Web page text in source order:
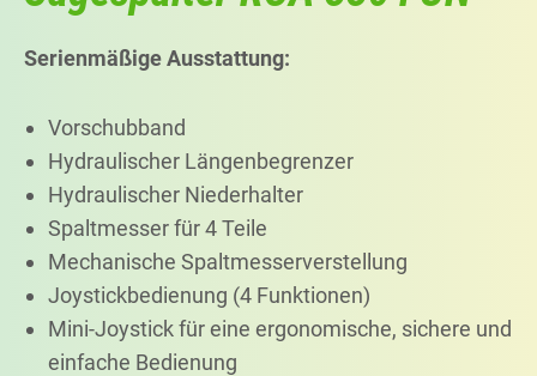
Serienmäßige Ausstattung:
Vorschubband
Hydraulischer Längenbegrenzer
Hydraulischer Niederhalter
Spaltmesser für 4 Teile
Mechanische Spaltmesserverstellung
Joystickbedienung (4 Funktionen)
Mini-Joystick für eine ergonomische, sichere und
einfache Bedienung